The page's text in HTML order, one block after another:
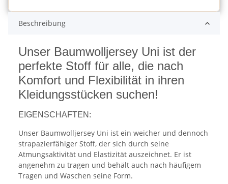
Beschreibung
Unser Baumwolljersey Uni ist der
perfekte Stoff für alle, die nach
Komfort und Flexibilität in ihren
Kleidungsstücken suchen!
EIGENSCHAFTEN:
Unser Baumwolljersey Uni ist ein weicher und dennoch
strapazierfähiger Stoff, der sich durch seine
Atmungsaktivität und Elastizität auszeichnet. Er ist
angenehm zu tragen und behält auch nach häufigem
Tragen und Waschen seine Form.